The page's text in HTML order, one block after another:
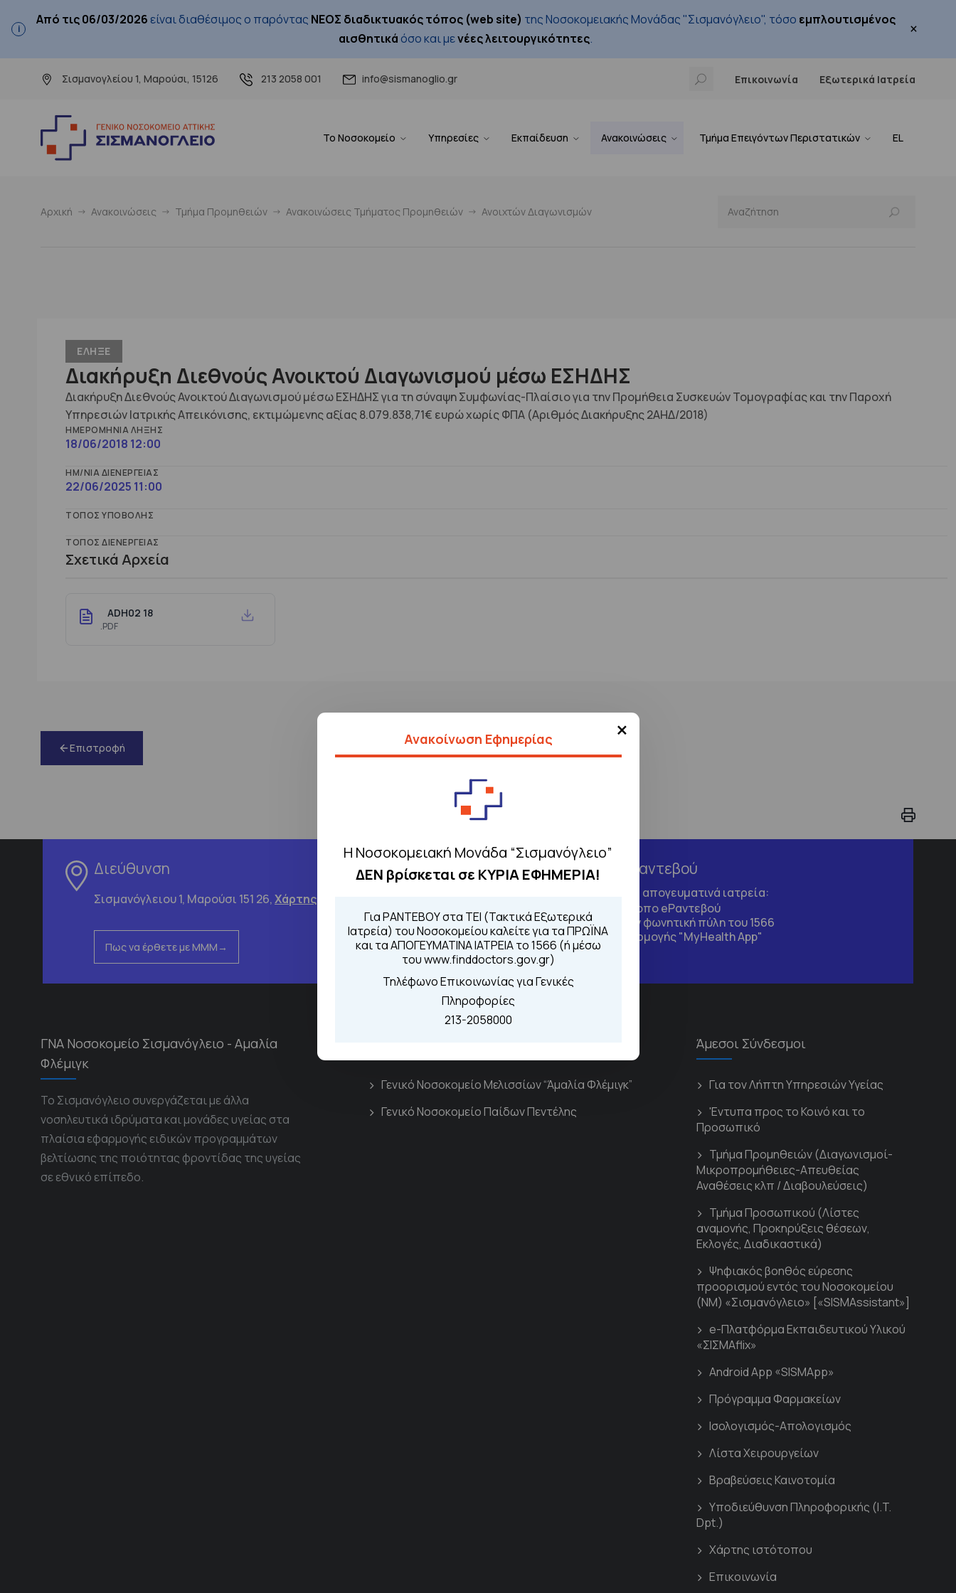
Από τις 06/03/2026 είναι διαθέσιμος ο παρόντας ΝΕΟΣ διαδικτυακός τόπος (web site) της Νοσοκομειακής Μονάδας "Σισμανόγλειο", τόσο εμπλουτισμένος
αισθητικάόσο και μενέες λειτουργικότητες. ×
Σισμανογλείου 1, Μαρούσι, 15126 213 2058 001 info@sismanoglio.gr Επικοινωνία Εξωτερικά Ιατρεία
Το Νοσοκομείο Υπηρεσίες Εκπαίδευση Ανακοινώσεις Τμήμα Επειγόντων Περιστατικών EL
×
Ανακοίνωση Εφημερίας
Η Νοσοκομειακή Μονάδα “Σισμανόγλειο”
ΔΕΝ βρίσκεται σε ΚΥΡΙΑ ΕΦΗΜΕΡΙΑ!
Για ΡΑΝΤΕΒΟΥ στα ΤΕΙ (Τακτικά Εξωτερικά
Ιατρεία) του Νοσοκομείου καλείτε για τα ΠΡΩΪΝΑ
και τα ΑΠΟΓΕΥΜΑΤΙΝΑ ΙΑΤΡΕΙΑ το 1566 (ή μέσω
του www.finddoctors.gov.gr)
Τηλέφωνο Επικοινωνίας για Γενικές
Πληροφορίες
213-2058000
Αρχική Ανακοινώσεις Τμήμα Προμηθειών Ανακοινώσεις Τμήματος Προμηθειών Ανοιχτών Διαγωνισμών
ΕΛΗΞΕ
Διακήρυξη Διεθνούς Ανοικτού Διαγωνισμού μέσω ΕΣΗΔΗΣ
Διακήρυξη Διεθνούς Ανοικτού Διαγωνισμού μέσω ΕΣΗΔΗΣ για τη σύναψη Συμφωνίας-Πλαίσιο για την Προμήθεια Συσκευών Τομογραφίας και την Παροχή
Υπηρεσιών Ιατρικής Απεικόνισης, εκτιμώμενης αξίας 8.079.838,71€ ευρώ χωρίς ΦΠΑ (Αριθμός Διακήρυξης 2ΑΗΔ/2018)
ΗΜΕΡΟΜΗΝΊΑ ΛΉΞΗΣ
18/06/2018 12:00
ΗΜ/ΝΊΑ ΔΙΕΝΈΡΓΕΙΑΣ
22/06/2025 11:00
ΤΌΠΟΣ ΥΠΟΒΟΛΉΣ
ΤΌΠΟΣ ΔΙΕΝΈΡΓΕΙΑΣ
Σχετικά Αρχεία
ADH02 18
.PDF
Επιστροφή
Διεύθυνση
Σισμανόγλειου 1, Μαρούσι 151 26,Χάρτης Περιοχής
Πως να έρθετε με ΜΜΜ
Τηλέφωνα για Ραντεβού
Για τα πρωινά και τα απογευματινά ιατρεία:
Από τον ιστότοποeΡαντεβού
Καλώντας στην φωνητική πύλη του 1566
Μέσω της εφαρμογής "MyHealth App"
ΓΝΑ Νοσοκομείο Σισμανόγλειο - Αμαλία
Φλέμιγκ
Το Σισμανόγλειο συνεργάζεται με άλλα
νοσηλευτικά ιδρύματα και μονάδες υγείας στα
πλαίσια εφαρμογής ειδικών προγραμμάτων
βελτίωσης της ποιότητας φροντίδας της υγείας
σε εθνικό επίπεδο.
Γενικό Νοσοκομείο Μελισσίων “Άμαλία Φλέμιγκ”
Γενικό Νοσοκομείο Παίδων Πεντέλης
Άμεσοι Σύνδεσμοι
Για τον Λήπτη Υπηρεσιών Υγείας
'Εντυπα προς το Κοινό και το
Προσωπικό
Τμήμα Προμηθειών (Διαγωνισμοί-
Μικροπρομήθειες-Απευθείας
Αναθέσεις κλπ / Διαβουλεύσεις)
Τμήμα Προσωπικού (Λίστες
αναμονής, Προκηρύξεις θέσεων,
Εκλογές, Διαδικαστικά)
Ψηφιακός βοηθός εύρεσης
προορισμού εντός του Νοσοκομείου
(ΝΜ) «Σισμανόγλειο» [«SISMAssistant»]
e-Πλατφόρμα Εκπαιδευτικού Υλικού
«ΣΙΣΜΑflix»
Android App «SISMApp»
Πρόγραμμα Φαρμακείων
Ισολογισμός-Απολογισμός
Λίστα Χειρουργείων
Βραβεύσεις Καινοτομία
Υποδιεύθυνση Πληροφορικής (I.T.
Dpt.)
Χάρτης ιστότοπου
Επικοινωνία